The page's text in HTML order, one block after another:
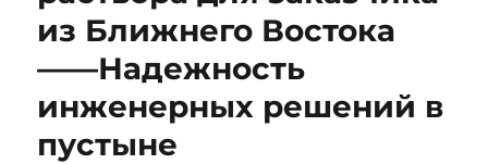
из Ближнего Востока
——Надежность
инженерных решений в
пустыне